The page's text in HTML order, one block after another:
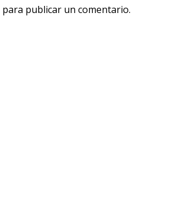
para publicar un comentario.